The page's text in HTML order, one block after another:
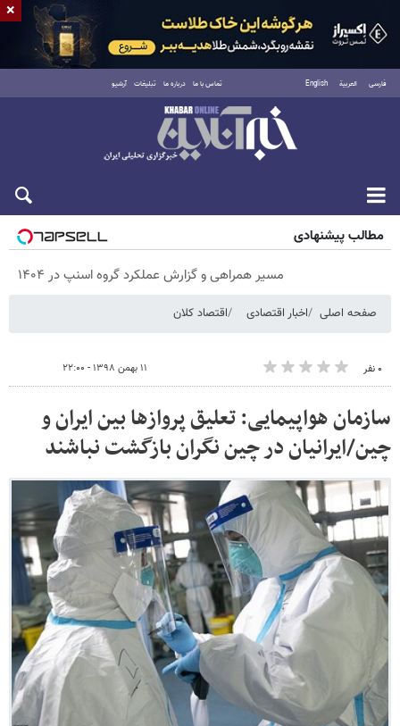
فارسی العربية English تماس با ما درباره ما تبلیغات آرشیو
پنجشنبه ۱۵ مرداد ۱۴۰۵
مطالب پیشنهادی
مسیر همراهی و گزارش عملکرد گروه اسنپ در ۱۴۰۴
صفحه اصلی اخبار اقتصادی اقتصاد کلان
۰ نفر ۱۱ بهمن ۱۳۹۸ - ۲۲:۰۰
سازمان هواپیمایی: تعلیق پروازها بین ایران و
چین/ایرانیان در چین نگران بازگشت نباشند
×